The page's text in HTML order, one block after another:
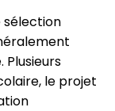
sélection
le projet